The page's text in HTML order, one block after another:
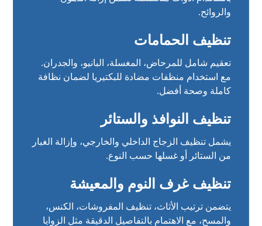
والروائح.
تنظيف الحمامات
تعقيم شامل للمرحاض، المغسلة، البانيو، والجدران.
مع استخدام منظفات مضادة للبكتيريا لضمان نظافة
كاملة وصحة أفضل.
تنظيف النوافذ والستائر
يشمل تنظيف الزجاج الداخلي والخارجي، وإزالة الغبار
من الستائر أو غسلها حسب النوع.
تنظيف غرف النوم والمعيشة
يتضمن ترتيب الأثاث، تنظيف المفروشات، الكنس،
والمسح، مع الاهتمام بالتفاصيل الدقيقة مثل الزوايا